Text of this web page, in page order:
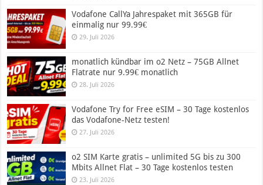
Vodafone CallYa Jahrespaket mit 365GB für
einmalig nur 99.99€
29. Juli 2026
monatlich kündbar im o2 Netz – 75GB Allnet
Flatrate nur 9.99€ monatlich
28. Juli 2026
Vodafone Try for Free eSIM – 30 Tage kostenlos
das Vodafone-Netz testen!
27. Juli 2026
o2 SIM Karte gratis – unlimited 5G bis zu 300
Mbits Allnet Flat – 30 Tage kostenlos testen
23. Juli 2026